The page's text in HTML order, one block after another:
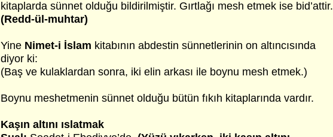
kitaplarda sünnet olduğu bildirilmiştir. Gırtlağı mesh etmek ise bid’attir.
(Redd-ül-muhtar)
Yine Nimet-i İslam kitabının abdestin sünnetlerinin on altıncısında
diyor ki:
(Baş ve kulaklardan sonra, iki elin arkası ile boynu mesh etmek.)
Boynu meshetmenin sünnet olduğu bütün fıkıh kitaplarında vardır.
Kaşın altını ıslatmak